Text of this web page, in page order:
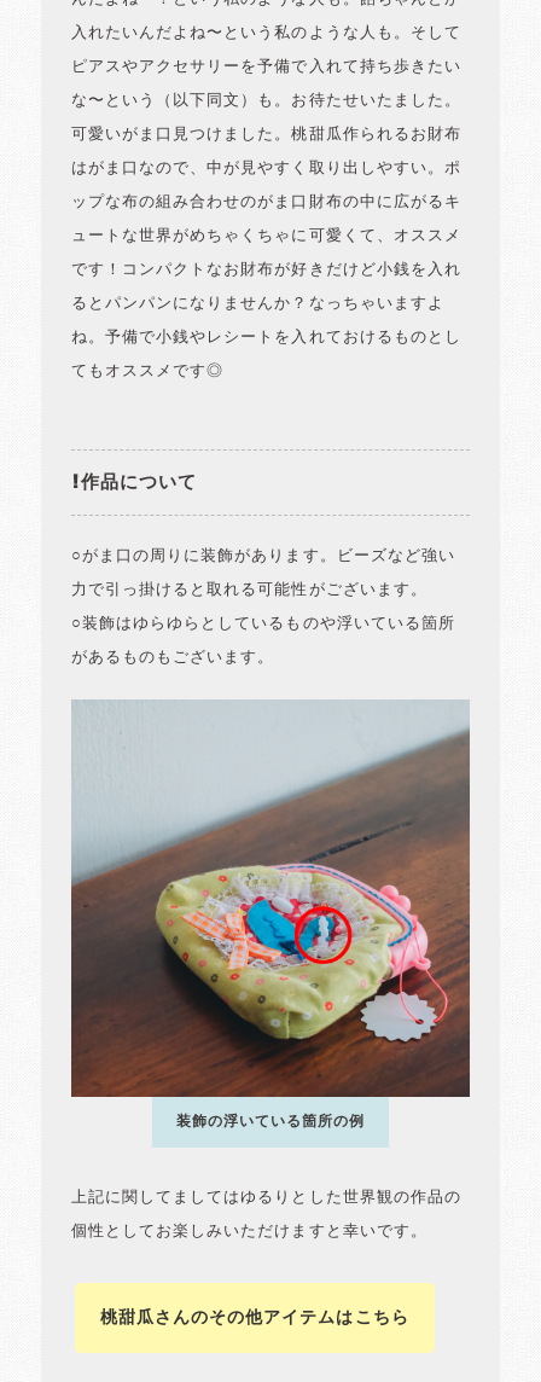
入れたいんだよね〜という私のような人も。そして
ピアスやアクセサリーを予備で入れて持ち歩きたい
な〜という（以下同文）も。お待たせいたました。
可愛いがま口見つけました。桃甜瓜作られるお財布
はがま口なので、中が見やすく取り出しやすい。ポ
ップな布の組み合わせのがま口財布の中に広がるキ
ュートな世界がめちゃくちゃに可愛くて、オススメ
です！コンパクトなお財布が好きだけど小銭を入れ
るとパンパンになりませんか？なっちゃいますよ
ね。予備で小銭やレシートを入れておけるものとし
てもオススメです◎
!作品について
○がま口の周りに装飾があります。ビーズなど強い
力で引っ掛けると取れる可能性がございます。
○装飾はゆらゆらとしているものや浮いている箇所
があるものもございます。
装飾の浮いている箇所の例
上記に関してましてはゆるりとした世界観の作品の
個性としてお楽しみいただけますと幸いです。
桃甜瓜さんのその他アイテムはこちら